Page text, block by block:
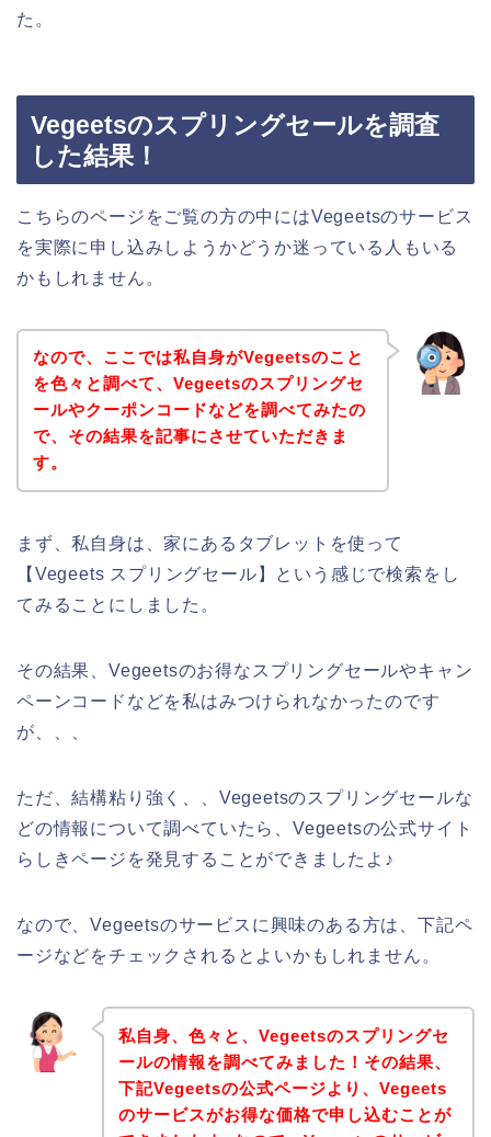
た。
Vegeetsのスプリングセールを調査
した結果！
こちらのページをご覧の方の中にはVegeetsのサービス
を実際に申し込みしようかどうか迷っている人もいる
かもしれません。
なので、ここでは私自身がVegeetsのこと
を色々と調べて、Vegeetsのスプリングセ
ールやクーポンコードなどを調べてみたの
で、その結果を記事にさせていただきま
す。
まず、私自身は、家にあるタブレットを使って
【Vegeets スプリングセール】という感じで検索をし
てみることにしました。
その結果、Vegeetsのお得なスプリングセールやキャン
ペーンコードなどを私はみつけられなかったのです
が、、、
ただ、結構粘り強く、、Vegeetsのスプリングセールな
どの情報について調べていたら、Vegeetsの公式サイト
らしきページを発見することができましたよ♪
なので、Vegeetsのサービスに興味のある方は、下記ペ
ージなどをチェックされるとよいかもしれません。
私自身、色々と、Vegeetsのスプリングセ
ールの情報を調べてみました！その結果、
下記Vegeetsの公式ページより、Vegeets
のサービスがお得な価格で申し込むことが